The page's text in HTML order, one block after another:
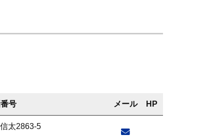
号 メール HP
太2863-5